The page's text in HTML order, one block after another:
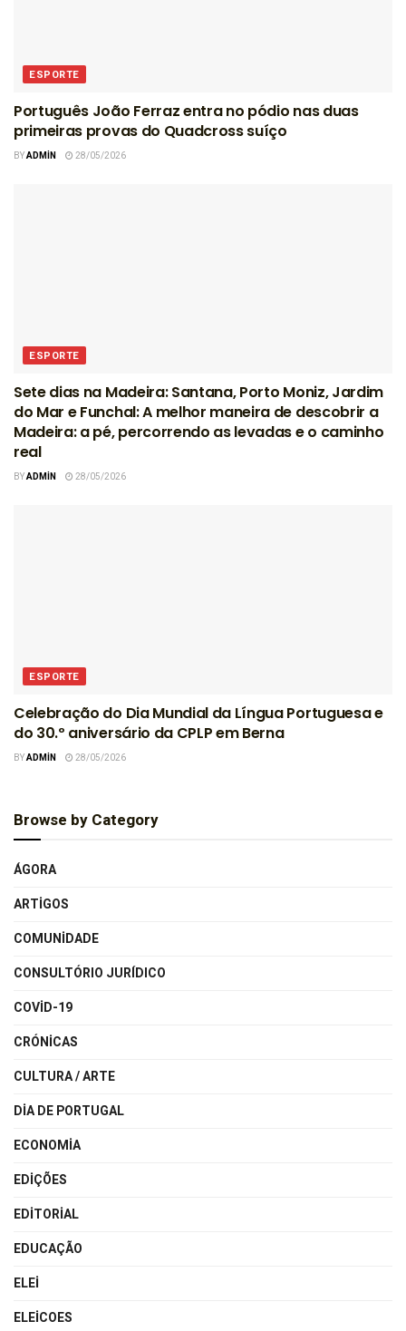
ESPORTE
Português João Ferraz entra no pódio nas duas
primeiras provas do Quadcross suíço
BYADMIN 28/05/2026
ESPORTE
Sete dias na Madeira: Santana, Porto Moniz, Jardim
do Mar e Funchal: A melhor maneira de descobrir a
Madeira: a pé, percorrendo as levadas e o caminho
real
BYADMIN 28/05/2026
ESPORTE
Celebração do Dia Mundial da Língua Portuguesa e
do 30.º aniversário da CPLP em Berna
BYADMIN 28/05/2026
Browse by Category
ÁGORA
ARTIGOS
COMUNIDADE
CONSULTÓRIO JURÍDICO
COVID-19
CRÓNICAS
CULTURA / ARTE
DIA DE PORTUGAL
ECONOMIA
EDIÇÕES
EDITORIAL
EDUCAÇÃO
ELEI
ELEICOES